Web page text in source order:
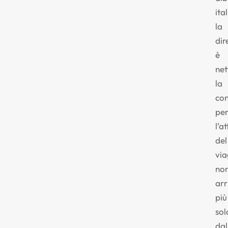
la
è
la
per
del
più